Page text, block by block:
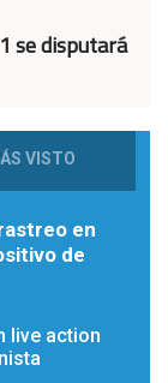
se disputará
VISTO
en
de
live action